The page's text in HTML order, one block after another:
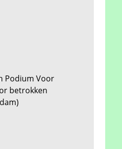
Podium Voor
betrokken